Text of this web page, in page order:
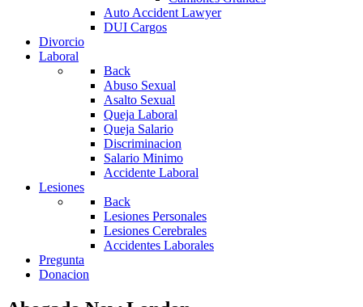
Auto Accident Lawyer
DUI Cargos
Divorcio
Laboral
Back
Abuso Sexual
Asalto Sexual
Queja Laboral
Queja Salario
Discriminacion
Salario Minimo
Accidente Laboral
Lesiones
Back
Lesiones Personales
Lesiones Cerebrales
Accidentes Laborales
Pregunta
Donacion